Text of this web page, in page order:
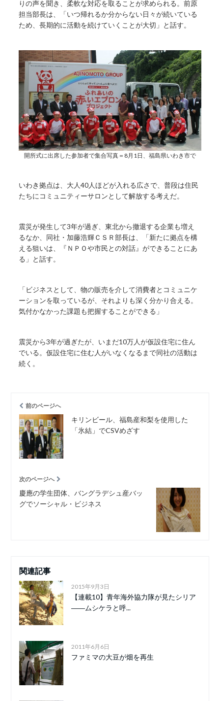
りの声を聞き、柔軟な対応を取ることが求められる。前原
担当部長は、「いつ帰れるか分からない日々が続いている
ため、長期的に活動を続けていくことが大切」と話す。
開所式に出席した参加者で集合写真＝8月1日、福島県いわき市で
いわき拠点は、大人40人ほどが入れる広さで、普段は住民
たちにコミュニティーサロンとして解放する考えだ。
震災が発生して3年が過ぎ、東北から撤退する企業も増え
るなか、同社・加藤浩輝ＣＳＲ部長は、「新たに拠点を構
える狙いは、『ＮＰＯや市民との対話』ができることにあ
る」と話す。
「ビジネスとして、物の販売を介して消費者とコミュニケ
ーションを取っているが、それよりも深く分かり合える。
気付かなかった課題も把握することができる」
震災から3年が過ぎたが、いまだ10万人が仮設住宅に住ん
でいる。仮設住宅に住む人がいなくなるまで同社の活動は
続く。
前のページへ
キリンビール、福島産和梨を使用した
「氷結」でCSVめざす
次のページへ
慶應の学生団体、バングラデシュ産バッ
グでソーシャル・ビジネス
関連記事
2015年9月3日
【連載10】青年海外協力隊が見たシリア
――ムシケラと呼...
2011年6月6日
ファミマの大豆が畑を再生